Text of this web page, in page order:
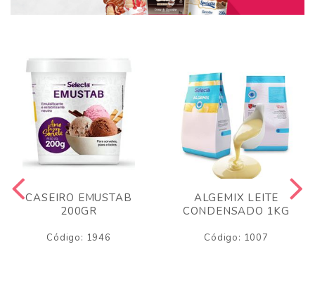
CASEIRO EMUSTAB
200GR
Código: 1946
ALGEMIX LEITE
CONDENSADO 1KG
Código: 1007